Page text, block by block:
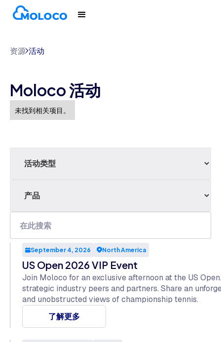
资源 活动
Moloco 活动
未找到相关项目。
September 4, 2026 North America
US Open 2026 VIP Event
Join Moloco for an exclusive afternoon at the US
strategic industry peers and partners. Share an
and unobstructed views of championship tennis.
了解更多